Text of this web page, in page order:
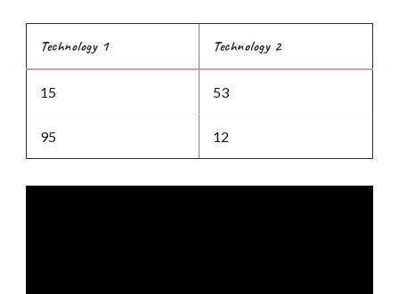
Technology 1 Technology 2
15 53
95 12